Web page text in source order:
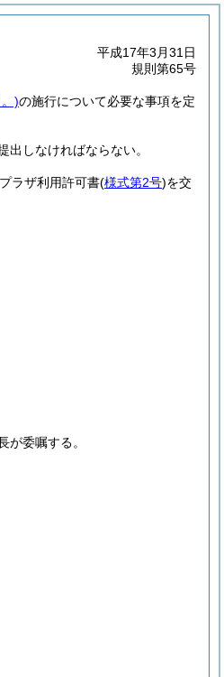
平成17年3月31日
規則第65号
)の施行について必要な事項を定
出しなければならない。
ラザ利用許可書(様式第2号)を交
が委嘱する。